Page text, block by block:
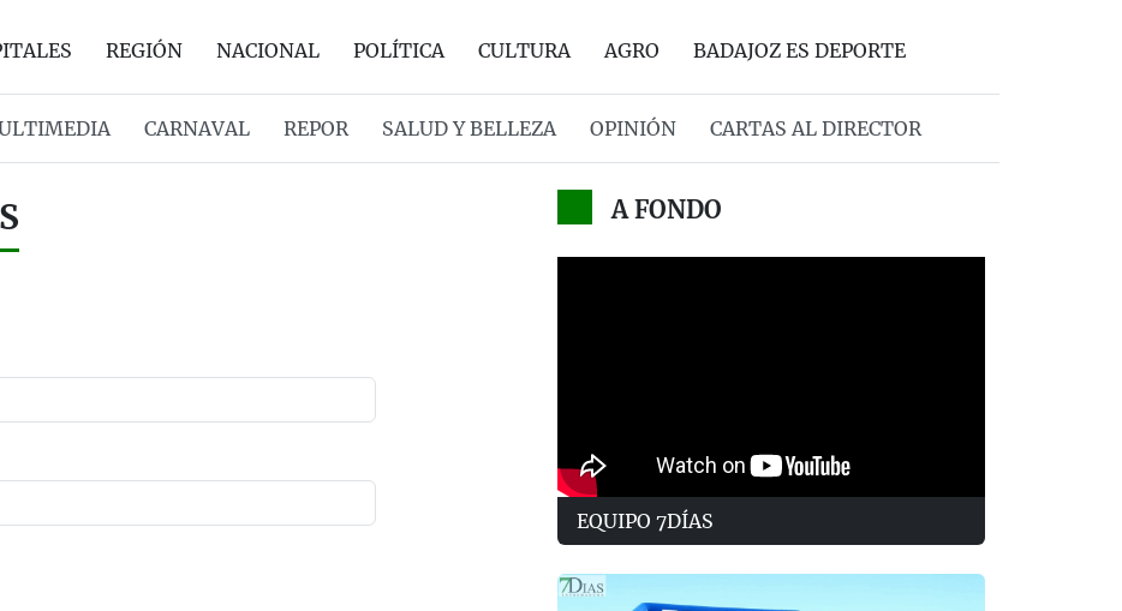
REGIÓN NACIONAL POLÍTICA CULTURA AGRO BADAJOZ ES DEPORTE
CARNAVAL REPOR SALUD Y BELLEZA OPINIÓN CARTAS AL DIRECTOR
A FONDO
EQUIPO 7DÍAS